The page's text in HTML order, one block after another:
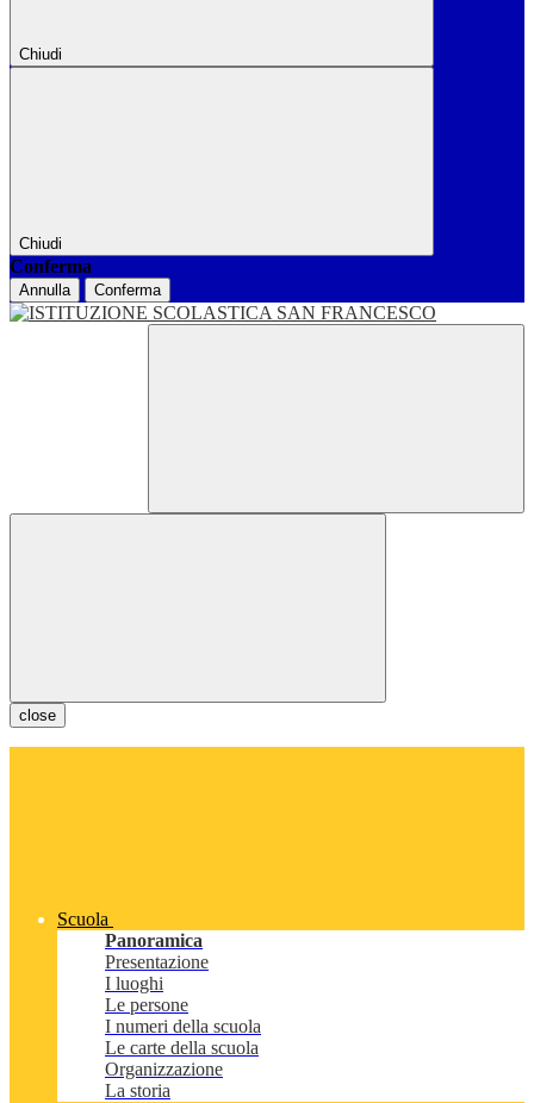
Chiudi
Chiudi
Conferma
Annulla Conferma
close
Scuola
Panoramica
Presentazione
I luoghi
Le persone
I numeri della scuola
Le carte della scuola
Organizzazione
La storia